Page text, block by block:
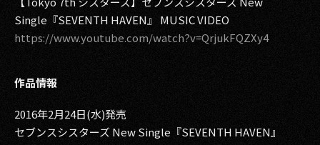
Single『SEVENTH HAVEN』 MUSIC VIDEO
https://www.youtube.com/watch?v=QrjukFQZXy4
作品情報
2016年2月24日(水)発売
セブンスシスターズ New Single『SEVENTH HAVEN』